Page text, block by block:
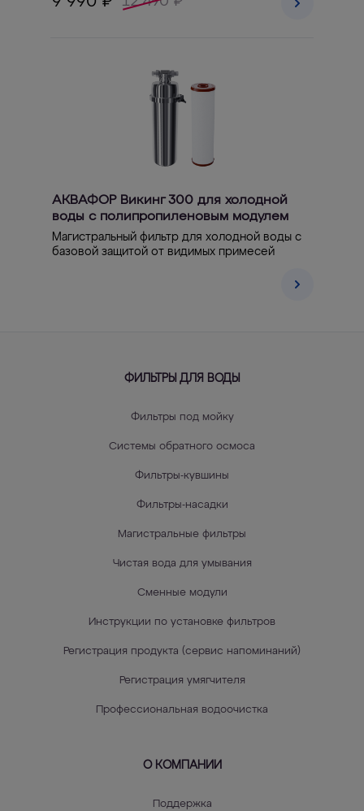
АКВАФОР Викинг 300 для холодной
воды с полипропиленовым модулем
Магистральный фильтр для холодной воды с
базовой защитой от видимых примесей
ФИЛЬТРЫ ДЛЯ ВОДЫ
Фильтры под мойку
Системы обратного осмоса
Фильтры-кувшины
Фильтры-насадки
Магистральные фильтры
Чистая вода для умывания
Сменные модули
Инструкции по установке фильтров
Регистрация продукта (сервис напоминаний)
Регистрация умягчителя
Профессиональная водоочистка
О КОМПАНИИ
Поддержка